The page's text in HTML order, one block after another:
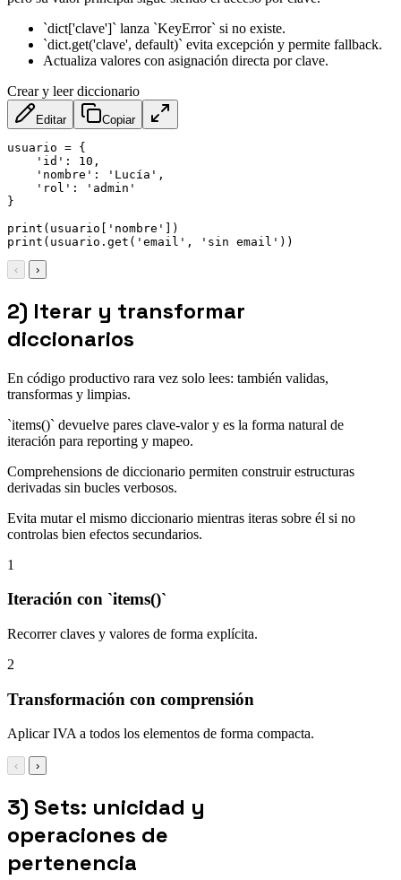
`dict['clave']` lanza `KeyError` si no existe.
`dict.get('clave', default)` evita excepción y permite fallback.
Actualiza valores con asignación directa por clave.
Crear y leer diccionario
Editar Copiar
usuario = {
    'id': 10,
    'nombre': 'Lucía',
    'rol': 'admin'
}
print(usuario['nombre'])
print(usuario.get('email', 'sin email'))
‹ ›
2) Iterar y transformar
diccionarios
En código productivo rara vez solo lees: también validas,
transformas y limpias.
`items()` devuelve pares clave-valor y es la forma natural de
iteración para reporting y mapeo.
Comprehensions de diccionario permiten construir estructuras
derivadas sin bucles verbosos.
Evita mutar el mismo diccionario mientras iteras sobre él si no
controlas bien efectos secundarios.
1
Iteración con `items()`
Recorrer claves y valores de forma explícita.
2
Transformación con comprensión
Aplicar IVA a todos los elementos de forma compacta.
‹ ›
3) Sets: unicidad y
operaciones de
pertenencia